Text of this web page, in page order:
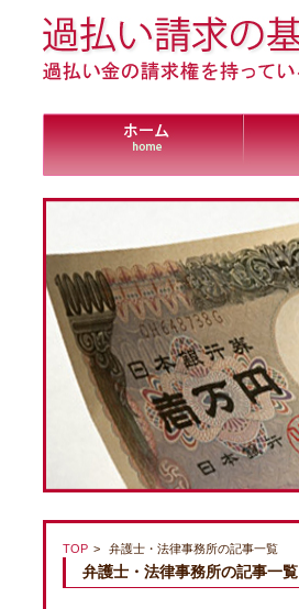
TOP 弁護士・法律事務所の記事一覧
弁護士・法律事務所の記事一覧